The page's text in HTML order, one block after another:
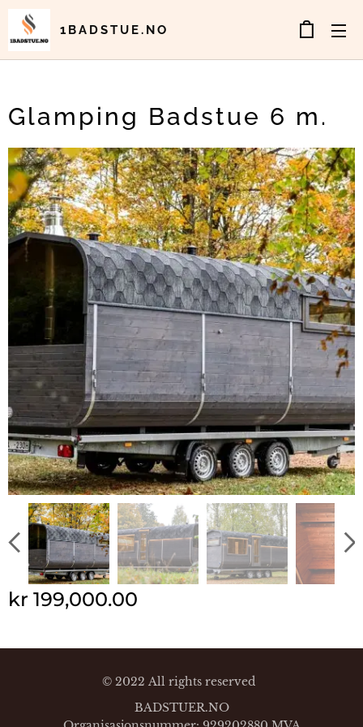
1BADSTUE.NO
Glamping Badstue 6 m.
kr 199,000.00
© 2022 All rights reserved
BADSTUER.NO